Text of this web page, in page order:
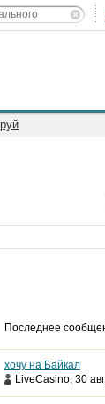
Последнее
хочу на Байкал
LiveCasino, 30